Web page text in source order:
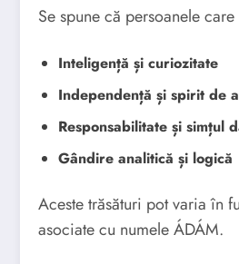
Se spune că persoanele
Inteligență și curiozitate
Independență și spirit de
Responsabilitate și simțul
Gândire analitică și logică
Aceste trăsături pot varia în
asociate cu numele ÁDÁM.